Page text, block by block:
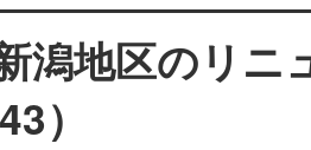
潟地区のリニ
）